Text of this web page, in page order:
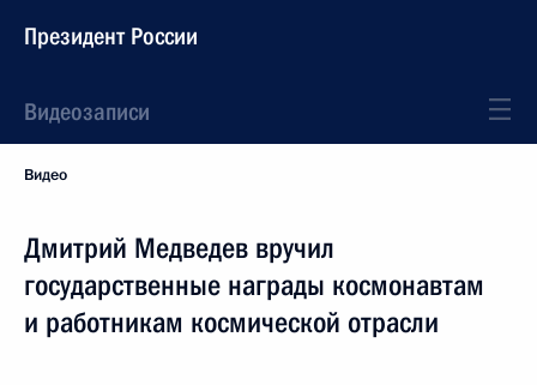
Президент России
Видеозаписи
Видео
Дмитрий Медведев вручил
государственные награды космонавтам
и работникам космической отрасли